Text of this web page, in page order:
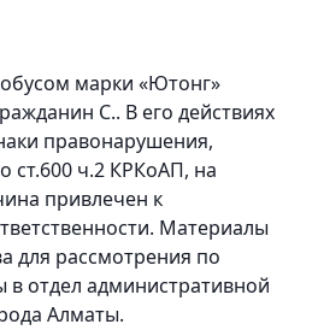
марки «Ютонг»
С.. В его действиях
правонарушения,
ст.600 ч.2 КРКоАП, на
привлечен к
Материалы
для рассмотрения по
в отдел административной
Алматы.